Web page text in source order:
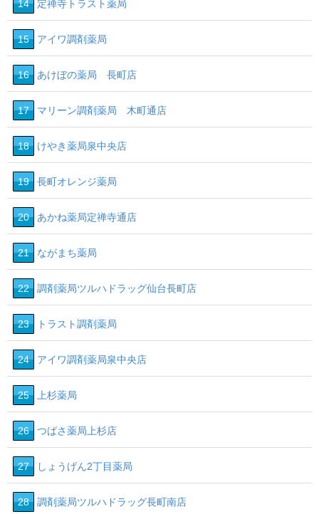
14 定禅寺トラスト薬局
15 アイワ調剤薬局
16 あけぼの薬局 長町店
17 マリーン調剤薬局 木町通店
18 けやき薬局泉中央店
19 長町オレンジ薬局
20 あかね薬局定禅寺通店
21 ながまち薬局
22 調剤薬局ツルハドラッグ仙台長町店
23 トラスト調剤薬局
24 アイワ調剤薬局泉中央店
25 上杉薬局
26 つばさ薬局上杉店
27 しょうげん2丁目薬局
28 調剤薬局ツルハドラッグ長町南店